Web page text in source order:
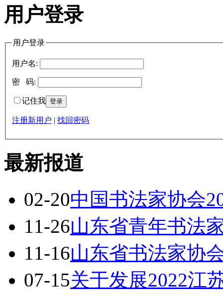
用户登录
用户登录
用户名:
密 码:
记住我
注册新用户 找回密码
最新报道
02-20中国书法家协会
11-26山东省青年书法
11-16山东省书法家协
07-15关于发展2022江